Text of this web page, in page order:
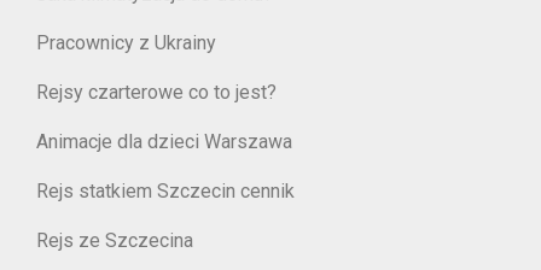
Pracownicy z Ukrainy
Rejsy czarterowe co to jest?
Animacje dla dzieci Warszawa
Rejs statkiem Szczecin cennik
Rejs ze Szczecina